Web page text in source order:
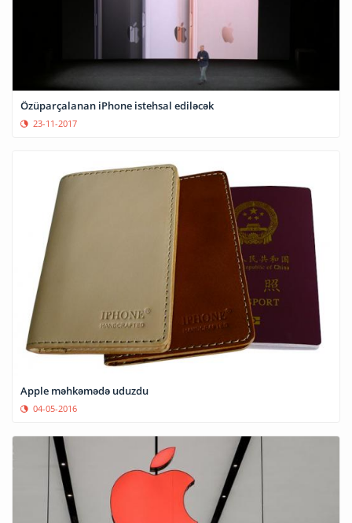
Özüparçalanan iPhone istehsal ediləcək
23-11-2017
Apple məhkəmədə uduzdu
04-05-2016